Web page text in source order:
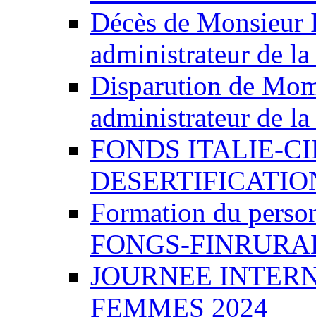
Décès de
administrateur de
Disparution de
administrateur de
FONDS ITALIE-
Formation du
FONGS-
JOURNEE
FEMMES 2024